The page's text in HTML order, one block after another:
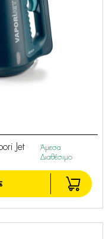
Jet
Άμεσα
Διαθέσιμο